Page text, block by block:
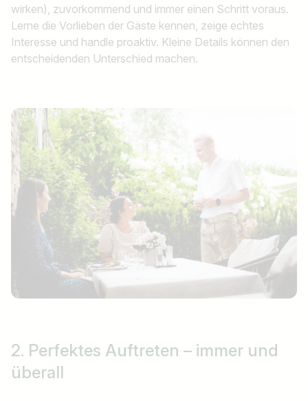
wirken), zuvorkommend und immer einen Schritt voraus.
Lerne die Vorlieben der Gäste kennen, zeige echtes
Interesse und handle proaktiv. Kleine Details können den
entscheidenden Unterschied machen.
2. Perfektes Auftreten – immer und
überall